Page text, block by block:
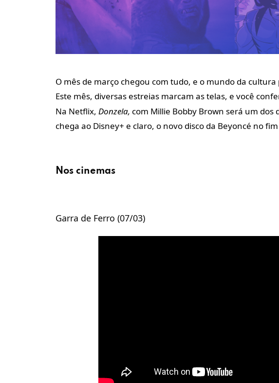
O mês de março chegou com tudo, e o mundo da
Este mês, diversas estreias marcam as telas, e você
Na Netflix, Donzela, com Millie Bobby Brown será um dos
chega ao Disney+ e claro, o novo disco da Beyoncé no
Nos cinemas
Garra de Ferro (07/03)